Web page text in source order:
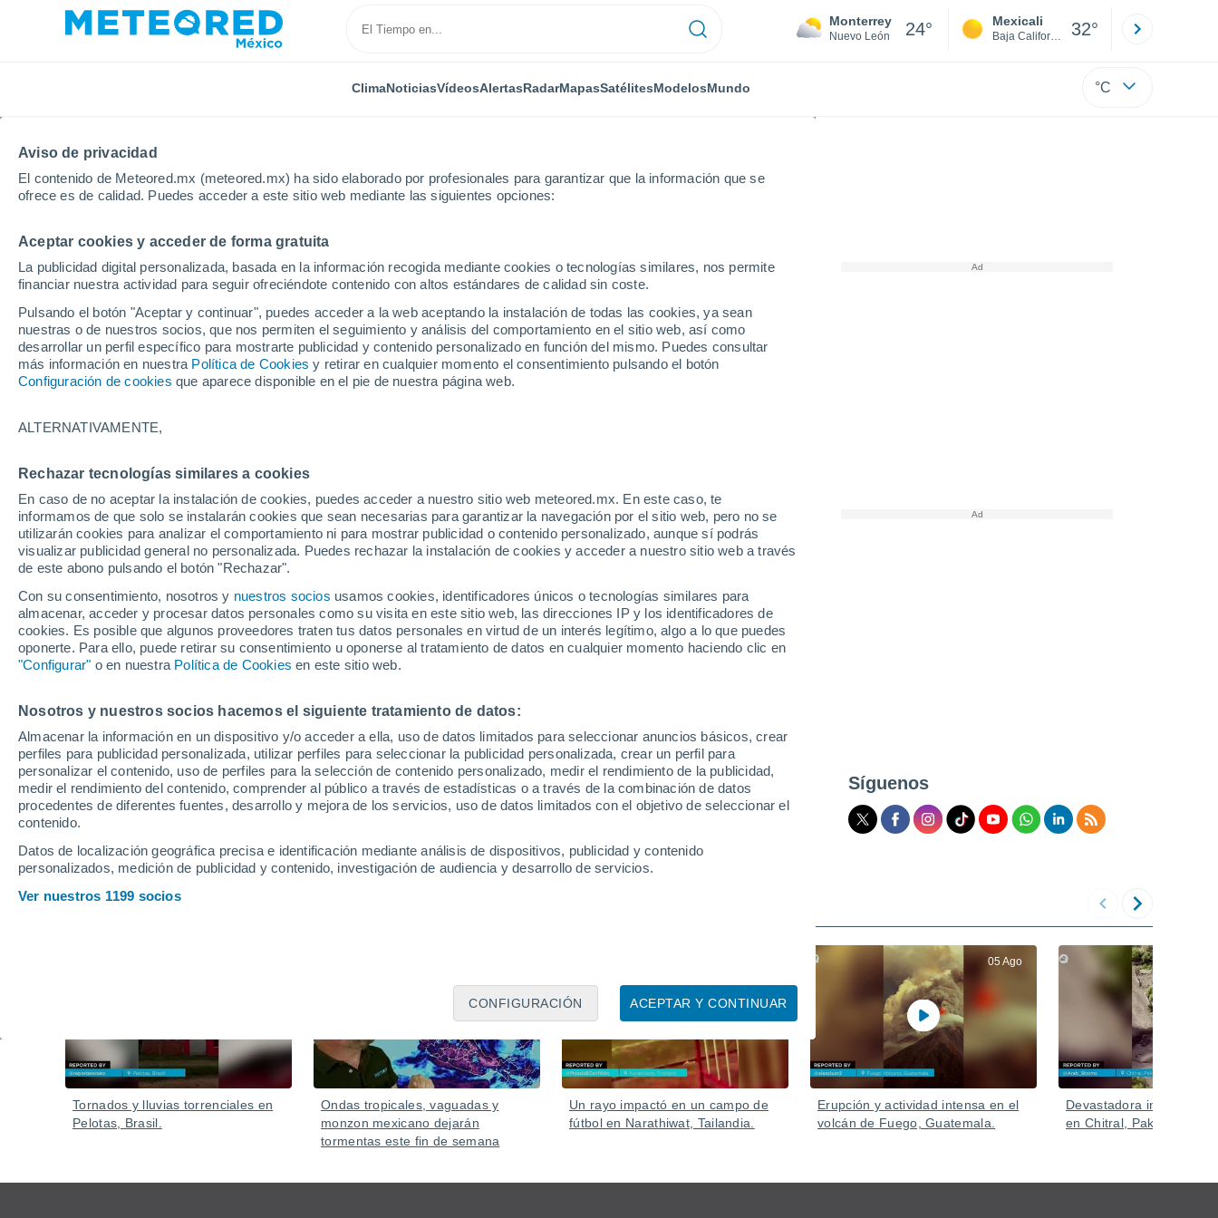
Aviso de privacidad
El contenido de Meteored.mx (meteored.mx) ha sido elaborado por profesionales para garantizar que la información que se
ofrece es de calidad. Puedes acceder a este sitio web mediante las siguientes opciones:
Aceptar cookies y acceder de forma gratuita
La publicidad digital personalizada, basada en la información recogida mediante cookies o tecnologías similares, nos permite
financiar nuestra actividad para seguir ofreciéndote contenido con altos estándares de calidad sin coste.
Pulsando el botón "Aceptar y continuar", puedes acceder a la web aceptando la instalación de todas las cookies, ya sean
nuestras o de nuestros socios, que nos permiten el seguimiento y análisis del comportamiento en el sitio web, así como
desarrollar un perfil específico para mostrarte publicidad y contenido personalizado en función del mismo. Puedes consultar
más información en nuestra Política de Cookies y retirar en cualquier momento el consentimiento pulsando el botón
Configuración de cookies que aparece disponible en el pie de nuestra página web.
ALTERNATIVAMENTE,
Rechazar tecnologías similares a cookies
En caso de no aceptar la instalación de cookies, puedes acceder a nuestro sitio web meteored.mx. En este caso, te
informamos de que solo se instalarán cookies que sean necesarias para garantizar la navegación por el sitio web, pero no se
utilizarán cookies para analizar el comportamiento ni para mostrar publicidad o contenido personalizado, aunque sí podrás
visualizar publicidad general no personalizada. Puedes rechazar la instalación de cookies y acceder a nuestro sitio web a través
de este abono pulsando el botón "Rechazar".
Con su consentimiento, nosotros y nuestros socios usamos cookies, identificadores únicos o tecnologías similares para
almacenar, acceder y procesar datos personales como su visita en este sitio web, las direcciones IP y los identificadores de
cookies. Es posible que algunos proveedores traten tus datos personales en virtud de un interés legítimo, algo a lo que puedes
oponerte. Para ello, puede retirar su consentimiento u oponerse al tratamiento de datos en cualquier momento haciendo clic en
"Configurar" o en nuestra Política de Cookies en este sitio web.
Nosotros y nuestros socios hacemos el siguiente tratamiento de datos:
Almacenar la información en un dispositivo y/o acceder a ella, uso de datos limitados para seleccionar anuncios básicos, crear
perfiles para publicidad personalizada, utilizar perfiles para seleccionar la publicidad personalizada, crear un perfil para
personalizar el contenido, uso de perfiles para la selección de contenido personalizado, medir el rendimiento de la publicidad,
medir el rendimiento del contenido, comprender al público a través de estadísticas o a través de la combinación de datos
procedentes de diferentes fuentes, desarrollo y mejora de los servicios, uso de datos limitados con el objetivo de seleccionar el
contenido.
Datos de localización geográfica precisa e identificación mediante análisis de dispositivos, publicidad y contenido
personalizados, medición de publicidad y contenido, investigación de audiencia y desarrollo de servicios.
Ver nuestros 1199 socios
ACEPTAR Y CONTINUAR
CONFIGURACIÓN
Monterrey
Nuevo León 24° Mexicali
Baja California 32°
ClimaNoticiasVídeosAlertasRadarMapasSatélitesModelosMundo °C
Inicio Vídeos Tormentas y posible caída de granizo para este fin de semana en México
Tormentas y posible caída de granizo para este
fin de semana en México
Debido al establecimiento de vaguadas y ondas tropicales. Síguenos
Vídeos
Tornados y lluvias torrenciales en
Pelotas, Brasil.
Ondas tropicales, vaguadas y
monzon mexicano dejarán
tormentas este fin de semana
Un rayo impactó en un campo de
fútbol en Narathiwat, Tailandia.
05 Ago
Erupción y actividad intensa en el
volcán de Fuego, Guatemala.
Devastadora inundación
en Chitral, Pakistán.